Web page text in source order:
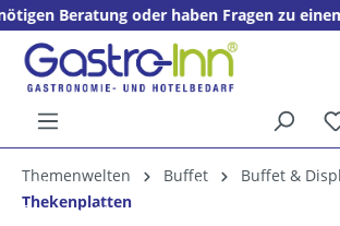
springen
oder haben Fragen zu einem
Willkommens­rabatt**
für neue Kunden
Themenwelten Buffet
Buffet &
Thekenplatten